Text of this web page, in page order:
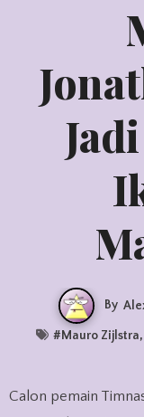
By
#Mauro Zijlstra
Calon pemain Timnas Indonesia Miliano Jonathans resmi